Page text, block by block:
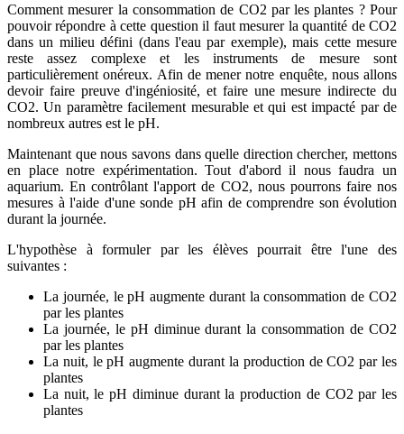
Comment mesurer la consommation de CO2 par les plantes ? Pour
pouvoir répondre à cette question il faut mesurer la quantité de CO2
dans un milieu défini (dans l'eau par exemple), mais cette mesure
reste assez complexe et les instruments de mesure sont
particulièrement onéreux. Afin de mener notre enquête, nous allons
devoir faire preuve d'ingéniosité, et faire une mesure indirecte du
CO2. Un paramètre facilement mesurable et qui est impacté par de
nombreux autres est le pH.
Maintenant que nous savons dans quelle direction chercher, mettons
en place notre expérimentation. Tout d'abord il nous faudra un
aquarium. En contrôlant l'apport de CO2, nous pourrons faire nos
mesures à l'aide d'une sonde pH afin de comprendre son évolution
durant la journée.
L'hypothèse à formuler par les élèves pourrait être l'une des
suivantes :
La journée, le pH augmente durant la consommation de CO2
par les plantes
La journée, le pH diminue durant la consommation de CO2
par les plantes
La nuit, le pH augmente durant la production de CO2 par les
plantes
La nuit, le pH diminue durant la production de CO2 par les
plantes